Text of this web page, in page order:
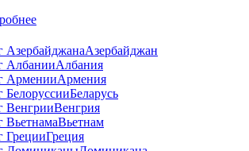
Азербайджан
Албания
Армения
Беларусь
Венгрия
Вьетнам
Греция